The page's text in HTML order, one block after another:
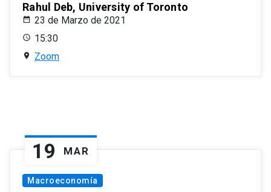
Rahul Deb, University of Toronto
23 de Marzo de 2021
15:30
Zoom
19 MAR
Macroeconomía